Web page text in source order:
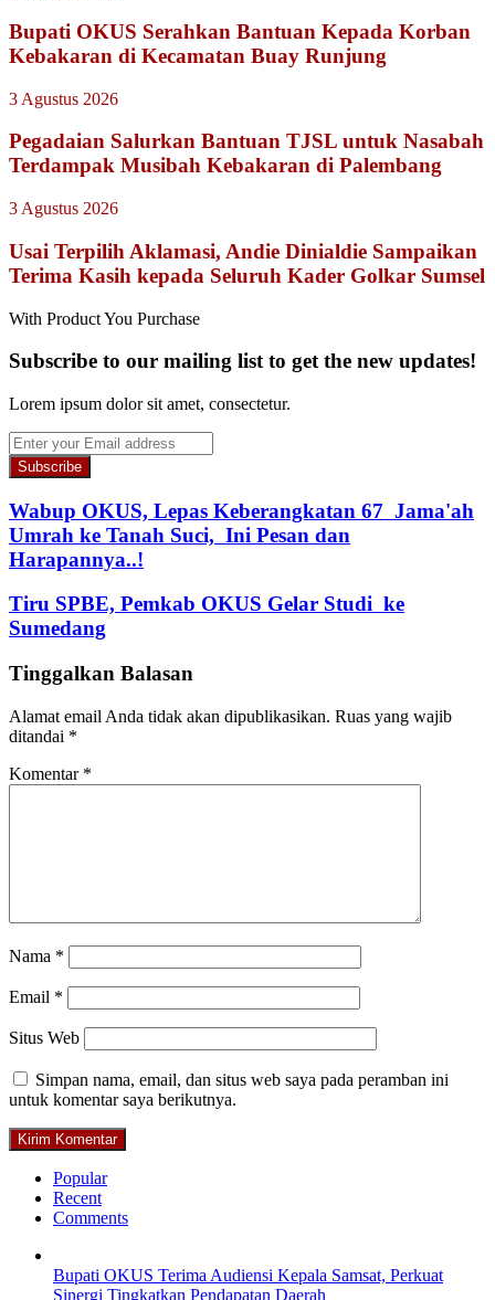
Bupati OKUS Serahkan Bantuan Kepada Korban
Kebakaran di Kecamatan Buay Runjung
3 Agustus 2026
Pegadaian Salurkan Bantuan TJSL untuk Nasabah
Terdampak Musibah Kebakaran di Palembang
3 Agustus 2026
Usai Terpilih Aklamasi, Andie Dinialdie Sampaikan
Terima Kasih kepada Seluruh Kader Golkar Sumsel
With Product You Purchase
Subscribe to our mailing list to get the new updates!
Lorem ipsum dolor sit amet, consectetur.
Enter
your
Email
address
Wabup OKUS, Lepas Keberangkatan 67 Jama'ah
Umrah ke Tanah Suci, Ini Pesan dan
Harapannya..!
Tiru SPBE, Pemkab OKUS Gelar Studi ke
Sumedang
Tinggalkan Balasan
Alamat email Anda tidak akan dipublikasikan. Ruas yang wajib
ditandai *
Komentar *
Nama *
Email *
Situs Web
Simpan nama, email, dan situs web saya pada peramban ini
untuk komentar saya berikutnya.
Popular
Recent
Comments
Bupati OKUS Terima Audiensi Kepala Samsat, Perkuat
Sinergi Tingkatkan Pendapatan Daerah